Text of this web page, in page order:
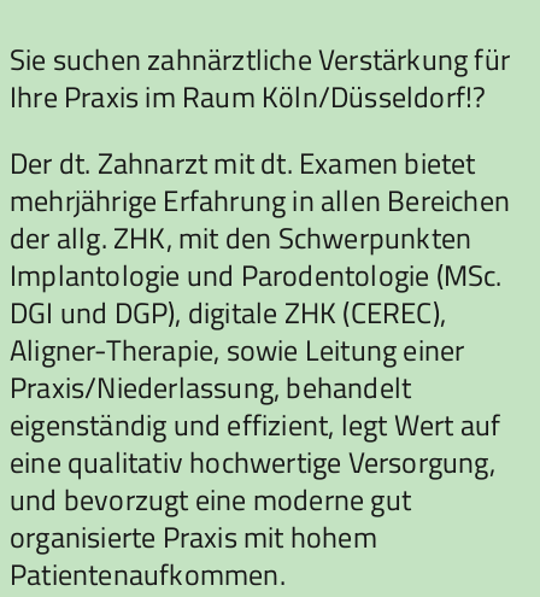
Sie suchen zahnärztliche Verstärkung für
Ihre Praxis im Raum Köln/Düsseldorf!?
Der dt. Zahnarzt mit dt. Examen bietet
mehrjährige Erfahrung in allen Bereichen
der allg. ZHK, mit den Schwerpunkten
Implantologie und Parodentologie (MSc.
DGI und DGP), digitale ZHK (CEREC),
Aligner-Therapie, sowie Leitung einer
Praxis/Niederlassung, behandelt
eigenständig und effizient, legt Wert auf
eine qualitativ hochwertige Versorgung,
und bevorzugt eine moderne gut
organisierte Praxis mit hohem
Patientenaufkommen.